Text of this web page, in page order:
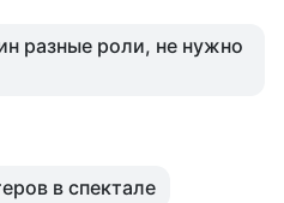
разные роли, не нужно
в спектале